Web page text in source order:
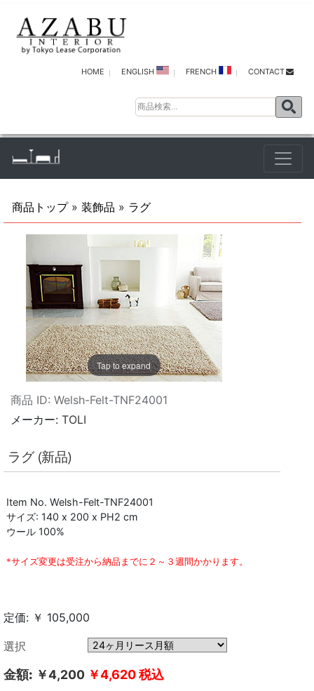
HOME ENGLISH FRENCH CONTACT
商品トップ » 装飾品 » ラグ
Tap to expand
商品 ID Welsh-Felt-TNF24001
メーカー TOLI
ラグ (新品)
Item No. Welsh-Felt-TNF24001
サイズ: 140 x 200 x PH2 cm
ウール 100%
*サイズ変更は受注から納品までに２～３週間かかります。
定価: ￥ 105,000
選択
金額: ￥4,200 ￥4,620税込